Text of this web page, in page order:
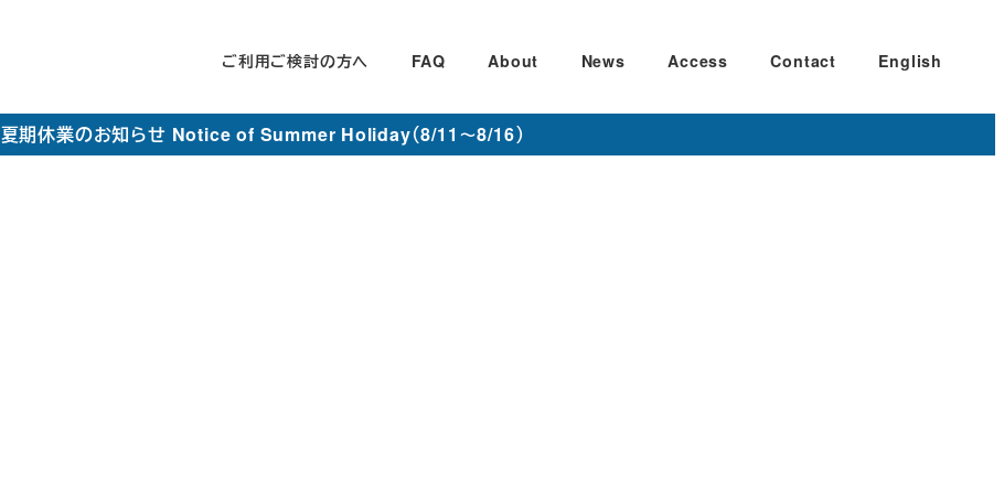
ご利用ご検討の方へ FAQ About News Access Contact English
夏期休業のお知らせ Notice of Summer Holiday（8/11～8/16）